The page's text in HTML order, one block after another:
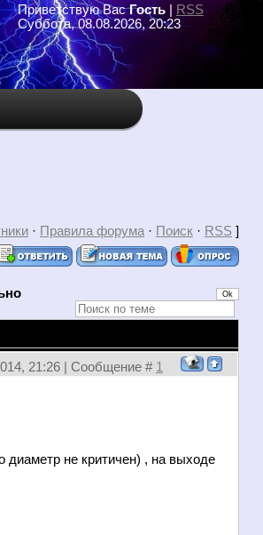
Приветствую Вас Гость|
RSS
Суббота, 08.08.2026, 20:23
· Правила форума· Поиск· RSS]
21:26 | Сообщение # 1
диаметр не критичен) , на выходе